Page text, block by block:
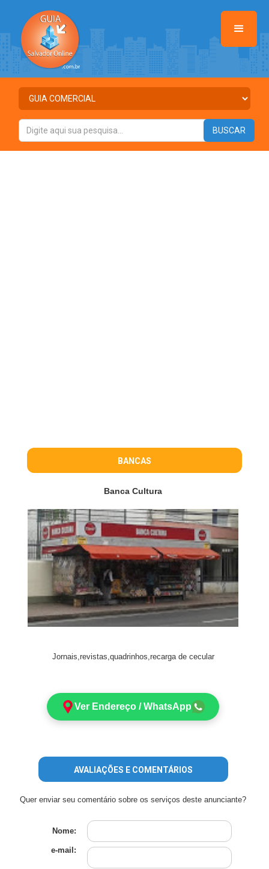
BANCAS
Banca Cultura
Jornais,revistas,quadrinhos,recarga de cecular
Ver Endereço / WhatsApp
AVALIAÇÕES E COMENTÁRIOS
Quer enviar seu comentário sobre os serviços deste anunciante?
Nome:
e-mail: